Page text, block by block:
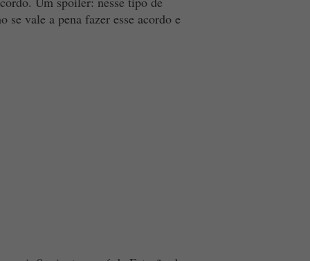
vale a pena fazer esse acordo e